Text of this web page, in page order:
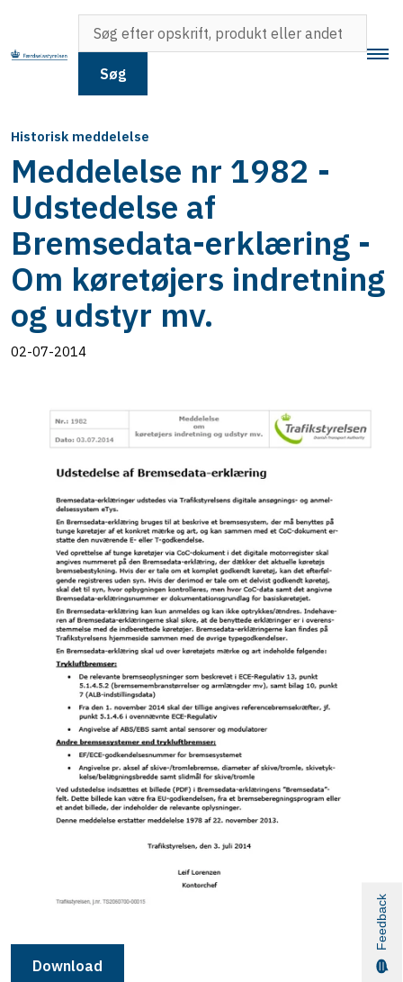
Søg
Historisk meddelelse
Meddelelse nr 1982 -
Udstedelse af
Bremsedata-erklæring -
Om køretøjers indretning
og udstyr mv.
02-07-2014
Download
Feedback